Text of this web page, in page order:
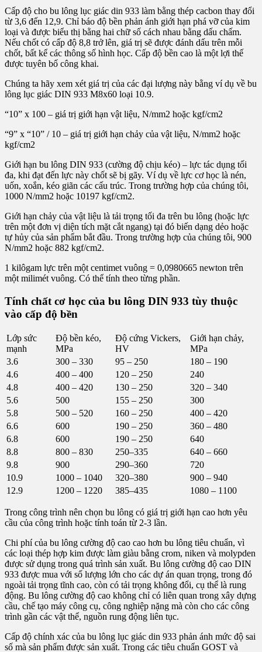
Cấp độ cho bu lông lục giác din 933 làm bằng thép cacbon thay đổi
từ 3,6 đến 12,9. Chỉ báo độ bền phản ánh giới hạn phá vỡ của kim
loại và được biểu thị bằng hai chữ số cách nhau bằng dấu chấm.
Nếu chốt có cấp độ 8,8 trở lên, giá trị sẽ được đánh dấu trên mỗi
chốt, bất kể các thông số hình học. Cấp độ bền cao là một lợi thế
được tuyên bố công khai.
Chúng ta hãy xem xét giá trị của các đại lượng này bằng ví dụ về bu
lông lục giác DIN 933 M8x60 loại 10.9.
“10” x 100 – giá trị giới hạn vật liệu, N/mm2 hoặc kgf/cm2
“9” x “10” / 10 – giá trị giới hạn chảy của vật liệu, N/mm2 hoặc
kgf/cm2
Giới hạn bu lông DIN 933 (cường độ chịu kéo) – lực tác dụng tối
đa, khi đạt đến lực này chốt sẽ bị gãy. Ví dụ về lực cơ học là nén,
uốn, xoắn, kéo giãn các cấu trúc. Trong trường hợp của chúng tôi,
1000 N/mm2 hoặc 10197 kgf/cm2.
Giới hạn chảy của vật liệu là tải trọng tối đa trên bu lông (hoặc lực
trên một đơn vị diện tích mặt cắt ngang) tại đó biến dạng dẻo hoặc
tự hủy của sản phẩm bắt đầu. Trong trường hợp của chúng tôi, 900
N/mm2 hoặc 882 kgf/cm2.
1 kilôgam lực trên một centimet vuông = 0,0980665 newton trên
một milimét vuông. Có thể tính theo từng phần.
Tính chất cơ học của bu lông DIN 933 tùy thuộc
vào cấp độ bền
Lớp sức
mạnh
Độ bền kéo,
MPa
Độ cứng Vickers,
HV
Giới hạn chảy,
MPa
3.6
300 – 330 95 – 250
180 – 190
4.6
400 – 400 120 – 250
240
4.8
400 – 420 130 – 250
320 – 340
5.6
500 155 – 250
300
5.8
500 – 520 160 – 250
400 – 420
6.6
600 190 – 250
360 – 480
6.8
600 190 – 250
640
8.8
800 – 830 250–335
640 – 660
9.8
900 290–360
720
10.9
1000 – 1040 320–380
900 – 940
12.9
1200 – 1220 385–435 1080 – 1100
Trong công trình nên chọn bu lông có giá trị giới hạn cao hơn yêu
cầu của công trình hoặc tính toán từ 2-3 lần.
Chi phí của bu lông cường độ cao cao hơn bu lông tiêu chuẩn, vì
các loại thép hợp kim được làm giàu bằng crom, niken và molypden
được sử dụng trong quá trình sản xuất. Bu lông cường độ cao DIN
933 được mua với số lượng lớn cho các dự án quan trọng, trong đó
ngoài tải trọng tĩnh cao, còn có tải trọng không đổi, cụ thể là rung
động. Bu lông cường độ cao không chỉ có liên quan trong xây dựng
cầu, chế tạo máy công cụ, công nghiệp nặng mà còn cho các công
trình gần các vật thể, nguồn rung động liên tục.
Cấp độ chính xác của bu lông lục giác din 933 phản ánh mức độ sai
số mà sản phẩm được sản xuất. Trong các tiêu chuẩn GOST và